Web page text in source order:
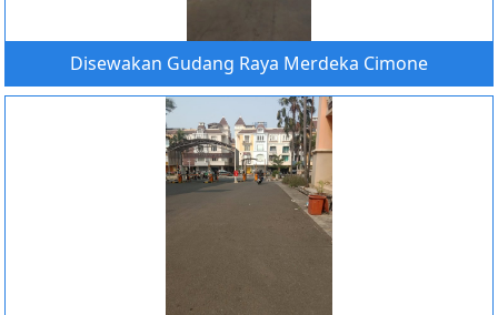
Disewakan Gudang Raya Merdeka Cimone